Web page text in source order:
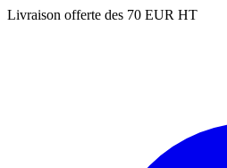
Livraison offerte des 70 EUR HT